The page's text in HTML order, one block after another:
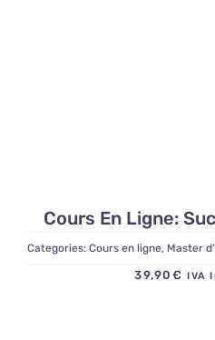
Cours En Ligne:
Categories: Cours en ligne, Master
39,90 € IVA